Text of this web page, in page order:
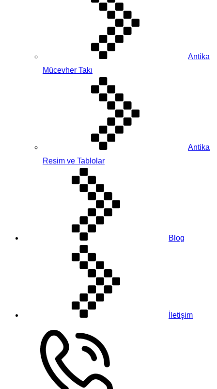
Antika
Mücevher Takı
Antika
Resim ve Tablolar
Blog
İletişim